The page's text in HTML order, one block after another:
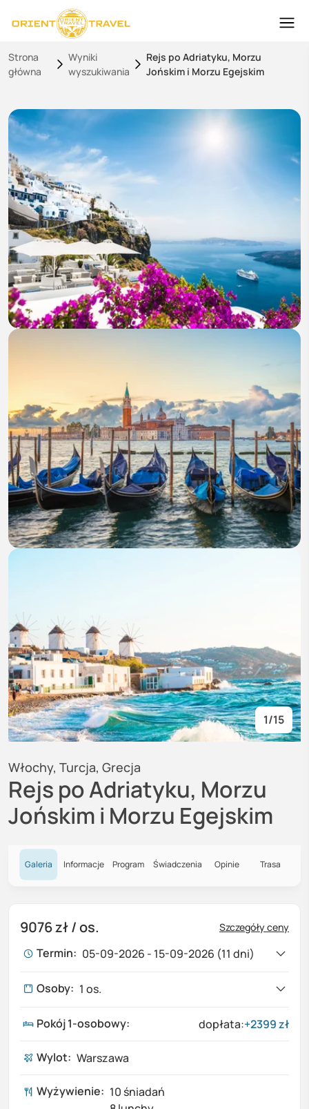
Strona
główna
Wyniki
wyszukiwania
Rejs po Adriatyku, Morzu
Jońskim i Morzu Egejskim
1/15
Rejs po Adriatyku, Morzu
Jońskim i Morzu Egejskim
Włochy, Turcja, Grecja
Galeria Informacje Program Świadczenia Opinie Trasa
9076 zł/ os. Szczegóły ceny
Termin: 05-09-2026 - 15-09-2026 (11 dni)
05-09-2026- 6677 zł
Brak wolnych miejsc
Osoby: 1 os.
Dorośli 1
Dzieci (0-17 lat)
Pokój 1-osobowy: dopłata:+2399zł
Wylot: Warszawa
Wyżywienie: 10 śniadań